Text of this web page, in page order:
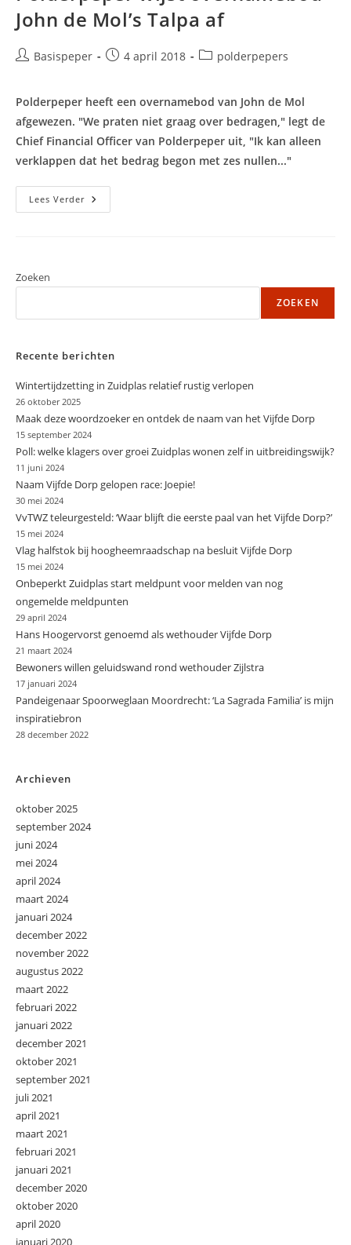
John de Mol’s Talpa af
BerichtBasispeper
Bericht4 april 2018 Berichtcategorie:
polderpepers
Polderpeper heeft een overnamebod van John de Mol
afgewezen. "We praten niet graag over bedragen," legt de
Chief Financial Officer van Polderpeper uit, "Ik kan alleen
verklappen dat het bedrag begon met zes nullen..."
Lees VerderPolderpeper
Wijst
Zoeken
ZOEKEN
Recente berichten
Wintertijdzetting in Zuidplas relatief rustig verlopen
26 oktober 2025
Maak deze woordzoeker en ontdek de naam van het Vijfde Dorp
15 september 2024
Poll: welke klagers over groei Zuidplas wonen zelf in uitbreidingswijk?
11 juni 2024
Naam Vijfde Dorp gelopen race: Joepie!
30 mei 2024
VvTWZ teleurgesteld: ‘Waar blijft die eerste paal van het Vijfde Dorp?’
15 mei 2024
Vlag halfstok bij hoogheemraadschap na besluit Vijfde Dorp
15 mei 2024
Onbeperkt Zuidplas start meldpunt voor melden van nog
ongemelde meldpunten
29 april 2024
Hans Hoogervorst genoemd als wethouder Vijfde Dorp
21 maart 2024
Bewoners willen geluidswand rond wethouder Zijlstra
17 januari 2024
Pandeigenaar Spoorweglaan Moordrecht: ‘La Sagrada Familia’ is mijn
inspiratiebron
28 december 2022
Archieven
oktober 2025
september 2024
juni 2024
mei 2024
april 2024
maart 2024
januari 2024
december 2022
november 2022
augustus 2022
maart 2022
februari 2022
januari 2022
december 2021
oktober 2021
september 2021
juli 2021
april 2021
maart 2021
februari 2021
januari 2021
december 2020
oktober 2020
april 2020
januari 2020